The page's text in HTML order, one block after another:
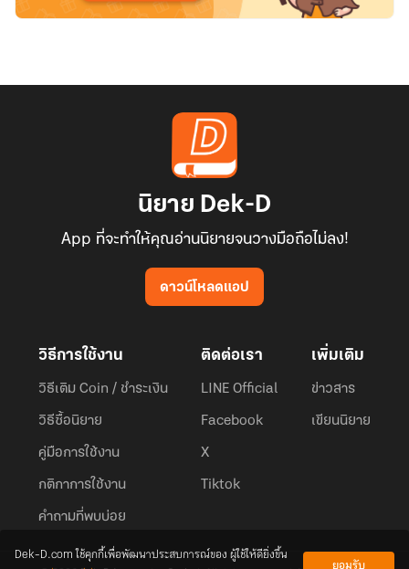
นิยาย Dek-D
App ที่จะทำให้คุณอ่านนิยายจนวางมือถือไม่ลง!
ดาวน์โหลดแอป
วิธีการใช้งาน
วิธีเติม Coin / ชำระเงิน
วิธีซื้อนิยาย
คู่มือการใช้งาน
กติกาการใช้งาน
คำถามที่พบบ่อย
ติดต่อเรา
LINE Official
Facebook
X
Tiktok
เพิ่มเติม
ข่าวสาร
เขียนนิยาย
Dek-D.com ใช้คุกกี้เพื่อพัฒนาประสบการณ์ของ ผู้ใช้ให้ดียิ่งขึ้น